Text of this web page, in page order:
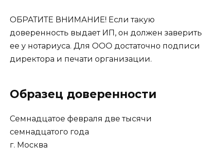
ОБРАТИТЕ ВНИМАНИЕ! Если такую
доверенность выдает ИП, он должен заверить
ее у нотариуса. Для ООО достаточно подписи
директора и печати организации.
Образец доверенности
Семнадцатое февраля две тысячи
семнадцатого года
г. Москва